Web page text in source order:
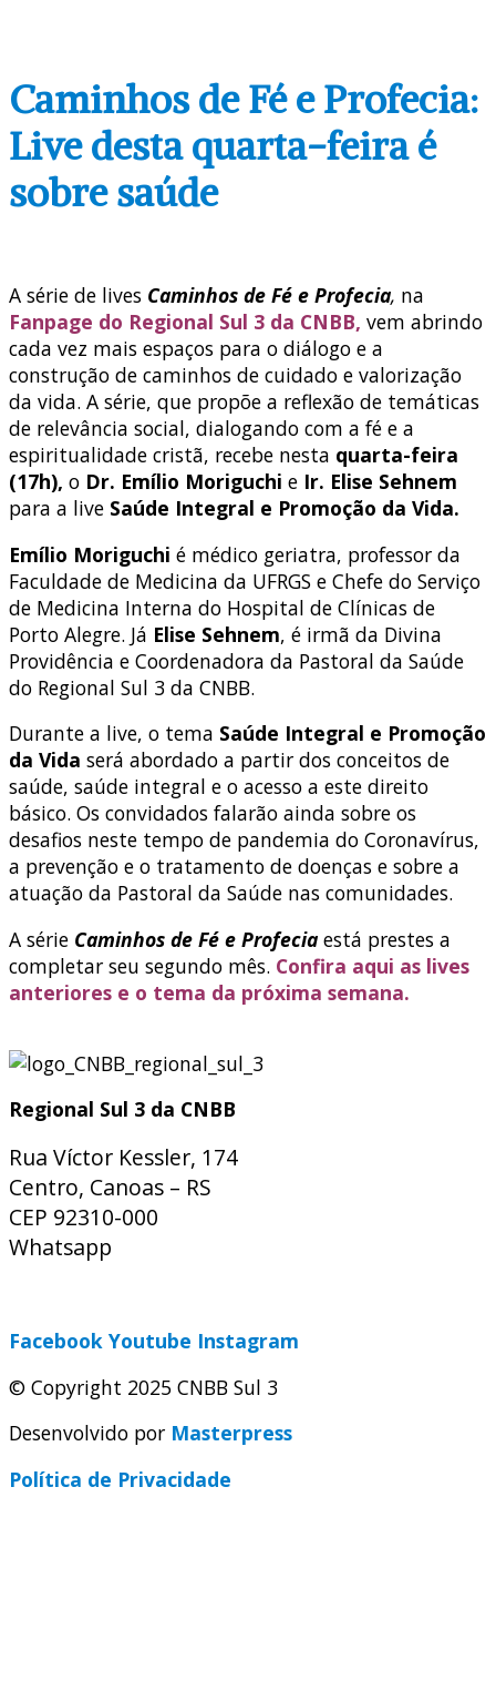
Caminhos de Fé e Profecia:
Live desta quarta-feira é
sobre saúde
A série de lives Caminhos de Fé e Profecia, na
Fanpage do Regional Sul 3 da CNBB, vem abrindo
cada vez mais espaços para o diálogo e a
construção de caminhos de cuidado e valorização
da vida. A série, que propõe a reflexão de temáticas
de relevância social, dialogando com a fé e a
espiritualidade cristã, recebe nesta quarta-feira
(17h), o Dr. Emílio Moriguchi e Ir. Elise Sehnem
para a live Saúde Integral e Promoção da Vida.
Emílio Moriguchi é médico geriatra, professor da
Faculdade de Medicina da UFRGS e Chefe do Serviço
de Medicina Interna do Hospital de Clínicas de
Porto Alegre. Já Elise Sehnem, é irmã da Divina
Providência e Coordenadora da Pastoral da Saúde
do Regional Sul 3 da CNBB.
Durante a live, o tema Saúde Integral e Promoção
da Vida será abordado a partir dos conceitos de
saúde, saúde integral e o acesso a este direito
básico. Os convidados falarão ainda sobre os
desafios neste tempo de pandemia do Coronavírus,
a prevenção e o tratamento de doenças e sobre a
atuação da Pastoral da Saúde nas comunidades.
A série Caminhos de Fé e Profecia está prestes a
completar seu segundo mês. Confira aqui as lives
anteriores e o tema da próxima semana.
Regional Sul 3 da CNBB
Rua Víctor Kessler, 174
Centro, Canoas – RS
CEP 92310-000
Whatsapp
Facebook Youtube Instagram
© Copyright 2025 CNBB Sul 3
Desenvolvido por Masterpress
Política de Privacidade